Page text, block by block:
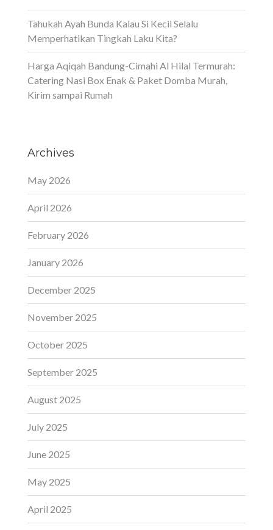
Tahukah Ayah Bunda Kalau Si Kecil Selalu
Memperhatikan Tingkah Laku Kita?
Harga Aqiqah Bandung-Cimahi Al Hilal Termurah:
Catering Nasi Box Enak & Paket Domba Murah,
Kirim sampai Rumah
Archives
May 2026
April 2026
February 2026
January 2026
December 2025
November 2025
October 2025
September 2025
August 2025
July 2025
June 2025
May 2025
April 2025